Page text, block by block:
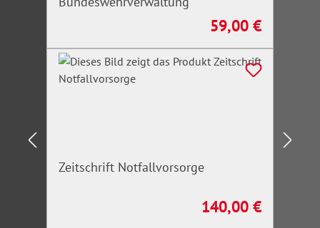
Regulärer Preis:
59,00 €
Zeitschrift Notfallvorsorge
Regulärer Preis:
140,00 €